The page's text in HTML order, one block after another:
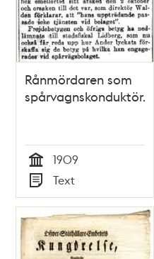
Rånmördaren som
spårvagnskonduktör.
Tid
1909
Typ
Text